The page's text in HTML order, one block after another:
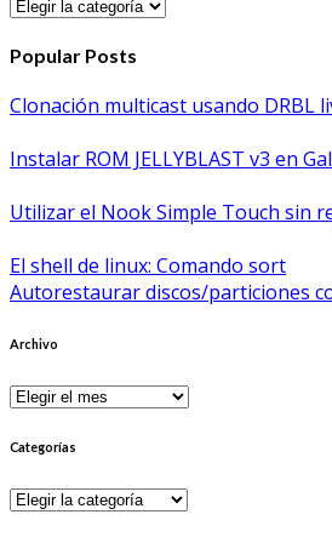
Popular Posts
Clonación multicast usando DRBL
Instalar ROM JELLYBLAST v3 en
Utilizar el Nook Simple Touch sin
El shell de linux: Comando sort
Autorestaurar discos/particiones
Archivo
Archivo
Categorías
Categorías